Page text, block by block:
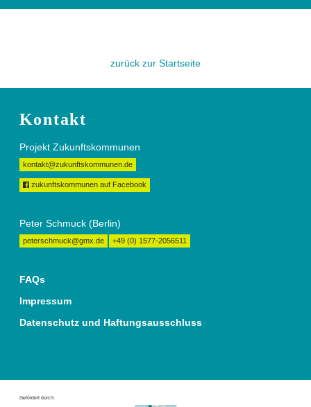
zurück zur Startseite
Kontakt
Projekt Zukunftskommunen
kontakt@zukunftskommunen.de
zukunftskommunen auf Facebook
Peter Schmuck (Berlin)
peterschmuck@gmx.de +49 (0) 1577-2056511
FAQs
Impressum
Datenschutz und Haftungsausschluss
Gefördert durch: